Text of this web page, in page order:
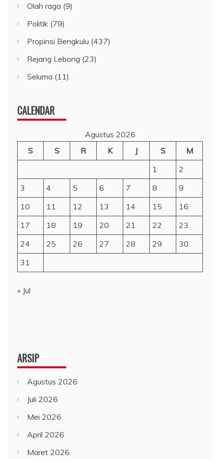
Olah raga (9)
Politik (79)
Propinsi Bengkulu (437)
Rejang Lebong (23)
Seluma (11)
CALENDAR
Agustus 2026
S
S R K J S
M
1
2
3
4 5 6 7 8
9
10
11 12 13 14 15
16
17
18 19 20 21 22
23
24
25 26 27 28 29
30
31
« Jul
ARSIP
Agustus 2026
Juli 2026
Mei 2026
April 2026
Maret 2026